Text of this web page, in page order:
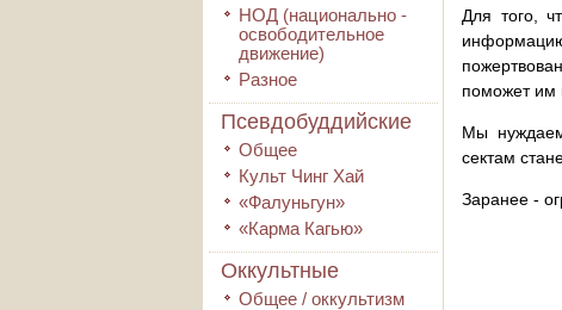
НОД (национально -
освободительное
движение)
Разное
Псевдобуддийские
Общее
Культ Чинг Хай
«Фалуньгун»
«Карма Кагью»
Оккультные
Общее / оккультизм
Для того,
поможет им
Мы
сектам
Заранее -